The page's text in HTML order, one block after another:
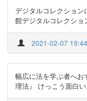
デジタルコレクショ
館デジタルコレクシ
2021-02-07
幅広に法を学ぶ者へ
理法』 けっこう面白